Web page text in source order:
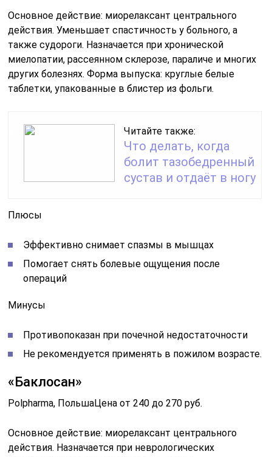
Основное действие: миорелаксант центрального
действия. Уменьшает спастичность у больного, а
также судороги. Назначается при хронической
миелопатии, рассеянном склерозе, параличе и многих
других болезнях. Форма выпуска: круглые белые
таблетки, упакованные в блистер из фольги.
Читайте также:
Что делать, когда
болит тазобедренный
сустав и отдаёт в ногу
Плюсы
Эффективно снимает спазмы в мышцах
Помогает снять болевые ощущения после
операций
Минусы
Противопоказан при почечной недостаточности
Не рекомендуется применять в пожилом возрасте.
«Баклосан»
Polpharma, ПольшаЦена от 240 до 270 руб.
Основное действие: миорелаксант центрального
действия. Назначается при неврологических